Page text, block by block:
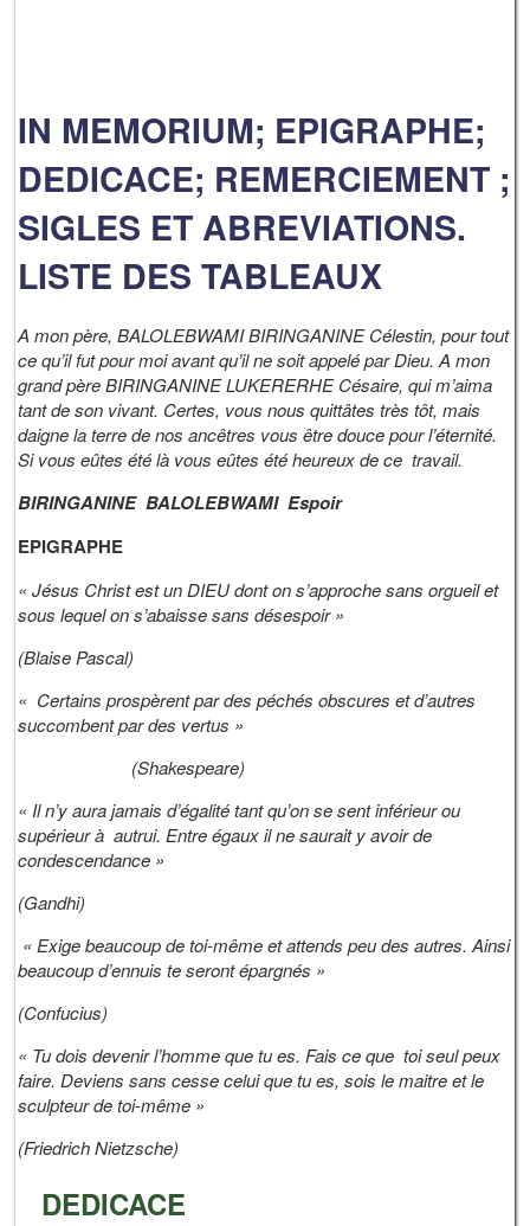
IN MEMORIUM; EPIGRAPHE;
DEDICACE; REMERCIEMENT ;
SIGLES ET ABREVIATIONS.
LISTE DES TABLEAUX
A mon père, BALOLEBWAMI BIRINGANINE Célestin, pour tout
ce qu’il fut pour moi avant qu’il ne soit appelé par Dieu. A mon
grand père BIRINGANINE LUKERERHE Césaire, qui m’aima
tant de son vivant. Certes, vous nous quittâtes très tôt, mais
daigne la terre de nos ancêtres vous être douce pour l’éternité.
Si vous eûtes été là vous eûtes été heureux de ce travail.
BIRINGANINE BALOLEBWAMI Espoir
EPIGRAPHE
« Jésus Christ est un DIEU dont on s’approche sans orgueil et
sous lequel on s’abaisse sans désespoir »
(Blaise Pascal)
« Certains prospèrent par des péchés obscures et d’autres
succombent par des vertus »
(Shakespeare)
« Il n’y aura jamais d’égalité tant qu’on se sent inférieur ou
supérieur à autrui. Entre égaux il ne saurait y avoir de
condescendance »
(Gandhi)
« Exige beaucoup de toi-même et attends peu des autres. Ainsi
beaucoup d’ennuis te seront épargnés »
(Confucius)
« Tu dois devenir l’homme que tu es. Fais ce que toi seul peux
faire. Deviens sans cesse celui que tu es, sois le maitre et le
sculpteur de toi-même »
(Friedrich Nietzsche)
DEDICACE